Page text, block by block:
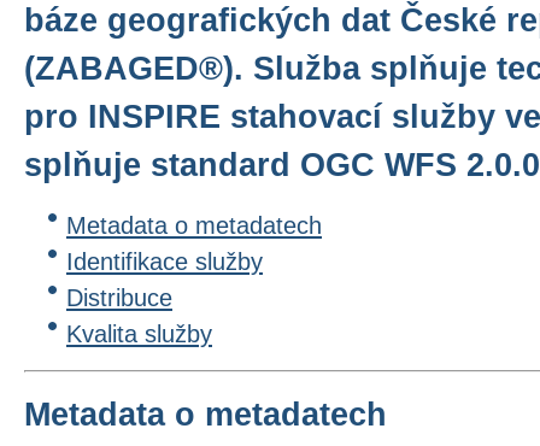
báze geografických dat České
(ZABAGED®). Služba splňuje
pro INSPIRE stahovací služby
splňuje standard OGC WFS
Metadata o metadatech
Identifikace služby
Distribuce
Kvalita služby
Metadata o metadatech